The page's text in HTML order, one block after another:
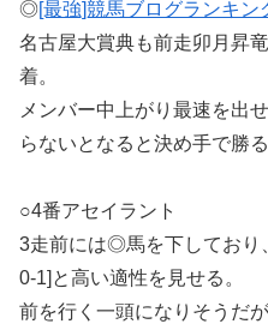
◎[最強]競馬ブログランキン
名古屋大賞典も前走卯月昇
着。
メンバー中上がり最速を出
らないとなると決め手で勝
○4番アセイラント
3走前には◎馬を下しており
0-1]と高い適性を見せる。
前を行く一頭になりそうだ